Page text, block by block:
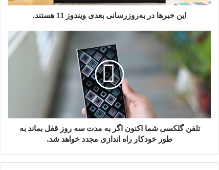
این خبرها در به‌روزرسانی بعدی ویندوز 11 هستند.
تلفن
گلکسی
اگر
روز
تلفن گلکسی شما اکنون اگر به مدت سه روز قفل بماند به
طور خودکار راه اندازی مجدد خواهد شد.